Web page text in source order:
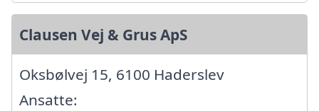
Clausen Vej & Grus ApS
Oksbølvej 15, 6100 Haderslev
Ansatte: